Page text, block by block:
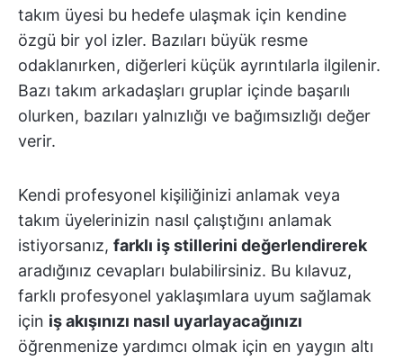
takım üyesi bu hedefe ulaşmak için kendine
özgü bir yol izler. Bazıları büyük resme
odaklanırken, diğerleri küçük ayrıntılarla ilgilenir.
Bazı takım arkadaşları gruplar içinde başarılı
olurken, bazıları yalnızlığı ve bağımsızlığı değer
verir.
Kendi profesyonel kişiliğinizi anlamak veya
takım üyelerinizin nasıl çalıştığını anlamak
istiyorsanız, farklı iş stillerini değerlendirerek
aradığınız cevapları bulabilirsiniz. Bu kılavuz,
farklı profesyonel yaklaşımlara uyum sağlamak
için iş akışınızı nasıl uyarlayacağınızı
öğrenmenize yardımcı olmak için en yaygın altı